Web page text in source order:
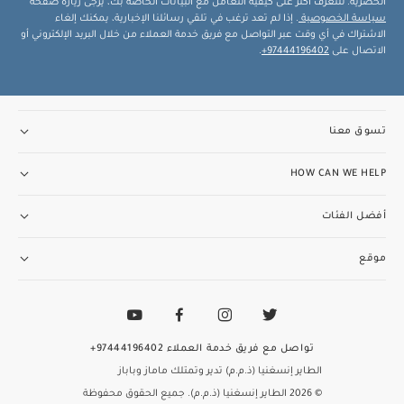
الحصرية. للتعرف أكثر على كيفية التعامل مع البيانات الخاصة بك، يرجى زيارة صفحة
سياسة الخصوصية . إذا لم تعد ترغب في تلقي رسائلنا الإخبارية، يمكنك إلغاء
الاشتراك في أي وقت عبر التواصل مع فريق خدمة العملاء من خلال البريد الإلكتروني أو
الاتصال على 97444196402+
.
تسوق معنا
HOW CAN WE HELP
أفضل الفئات
موقع
الطاير إنسغنيا (ذ.م.م) تدير وتمتلك ماماز وباباز
© 2026 الطاير إنسغنيا (ذ.م.م). جميع الحقوق محفوظة
تواصل مع فريق خدمة العملاء 97444196402+